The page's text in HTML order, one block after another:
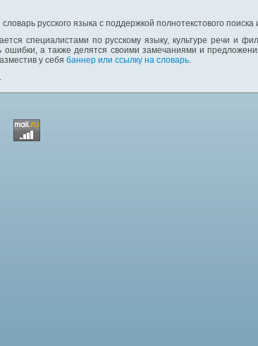
русского языка с поддержкой полнотекстового
специалистами по русскому языку, культуре речи и
а также делятся своими замечаниями и
у себя баннер или ссылку на словарь.